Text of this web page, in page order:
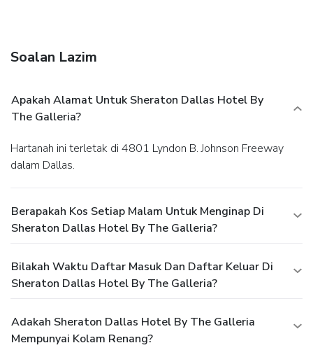
Soalan Lazim
Apakah Alamat Untuk Sheraton Dallas Hotel By
The Galleria?
Hartanah ini terletak di 4801 Lyndon B. Johnson Freeway
dalam Dallas.
Berapakah Kos Setiap Malam Untuk Menginap Di
Sheraton Dallas Hotel By The Galleria?
Bilakah Waktu Daftar Masuk Dan Daftar Keluar Di
Sheraton Dallas Hotel By The Galleria?
Adakah Sheraton Dallas Hotel By The Galleria
Mempunyai Kolam Renang?